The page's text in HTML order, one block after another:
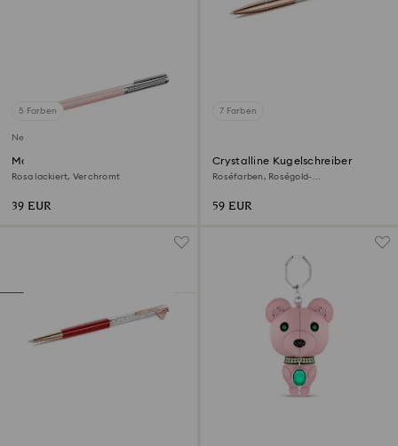
5 Farben
Neu
Matrix Tennis Kugelschreiber
Rosa lackiert, Verchromt
39 EUR
7 Farben
Crystalline Kugelschreiber
Roséfarben, Roségold-
59 EUR